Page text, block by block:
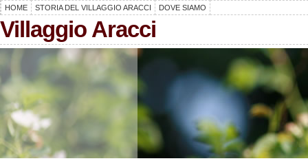
HOME STORIA DEL VILLAGGIO ARACCI DOVE SIAMO
Villaggio Aracci